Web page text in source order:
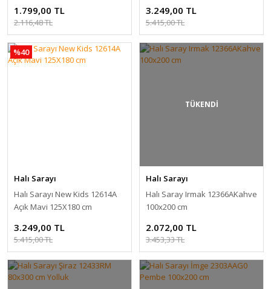
1.799,00 TL
2.116,48 TL
3.249,00 TL
5.415,00 TL
%40
Halı Sarayı
Halı Sarayı New Kids 12614A
Açık Mavi 125X180 cm
3.249,00 TL
5.415,00 TL
TÜKENDİ
Halı Sarayı
Halı Saray Irmak 12366AKahve
100x200 cm
2.072,00 TL
3.453,33 TL